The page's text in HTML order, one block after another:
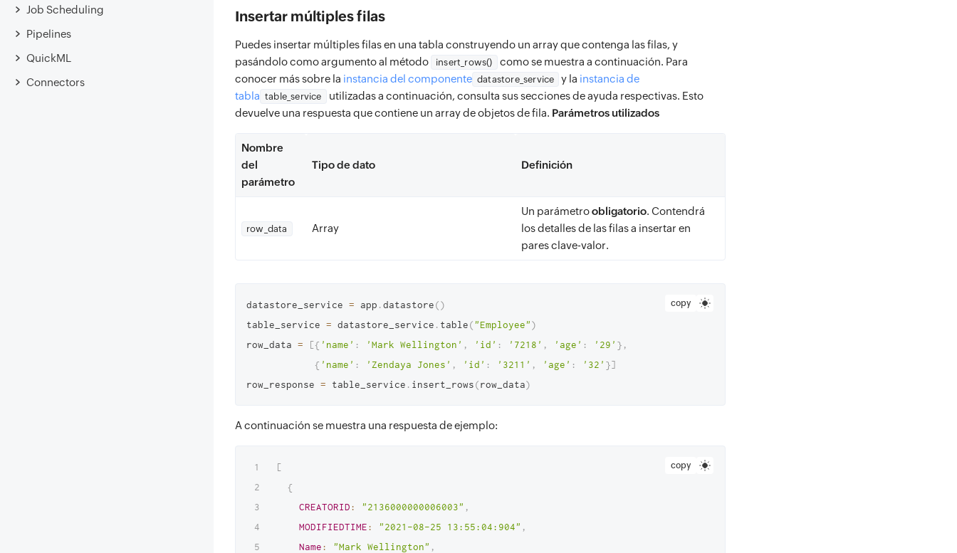
Job Scheduling
Pipelines
QuickML
Connectors
Insertar múltiples filas
Puedes insertar múltiples filas en una tabla construyendo un array que contenga las filas, y
pasándolo como argumento al método
insert_rows()
como se muestra a continuación. Para
conocer más sobre la instancia del componente datastore_service y la instancia de
tabla table_service
utilizadas a continuación, consulta sus secciones de ayuda respectivas. Esto
devuelve una respuesta que contiene un array de objetos de fila. Parámetros utilizados
Nombre
del
parámetro
Tipo de dato Definición
row_data Array
Un parámetroobligatorio. Contendrá
los detalles de las filas a insertar en
pares clave-valor.
copy
datastore_service = app .datastore()
table_service = datastore_service . table("Employee")
row_data = [{ 'name' : 'Mark Wellington' , 'id' : '7218' , 'age' : '29' } ,
{ 'name' : 'Zendaya Jones' , 'id' : '3211' , 'age' : '32' }]
row_response = table_service . insert_rows(row_data)
A continuación se muestra una respuesta de ejemplo:
copy
[
{
CREATORID: "2136000000006003" ,
MODIFIEDTIME: "2021-08-25 13:55:04:904" ,
Name: "Mark Wellington" ,